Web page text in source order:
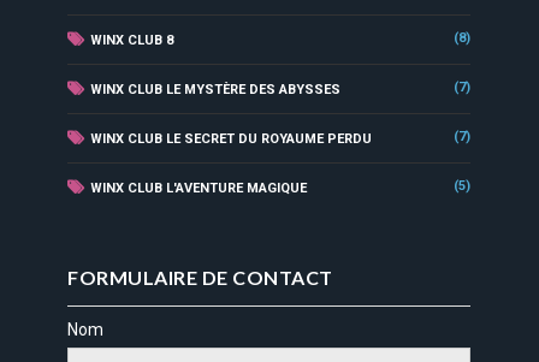
WINX CLUB 8 (8)
WINX CLUB LE MYSTÈRE DES ABYSSES (7)
WINX CLUB LE SECRET DU ROYAUME PERDU (7)
WINX CLUB L'AVENTURE MAGIQUE (5)
FORMULAIRE DE CONTACT
Nom